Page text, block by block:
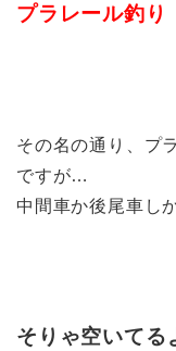
プラレール釣り
その名の通り、プ
ですが…
中間車か後尾車し
そりゃ空いてる